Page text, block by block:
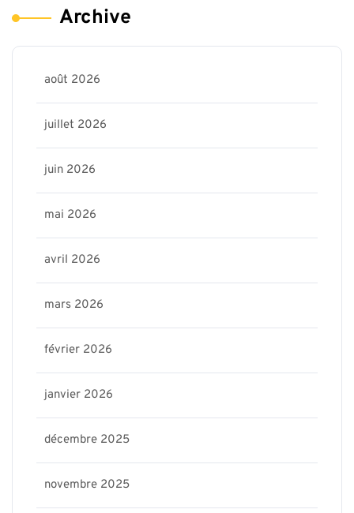
Archive
août 2026
juillet 2026
juin 2026
mai 2026
avril 2026
mars 2026
février 2026
janvier 2026
décembre 2025
novembre 2025